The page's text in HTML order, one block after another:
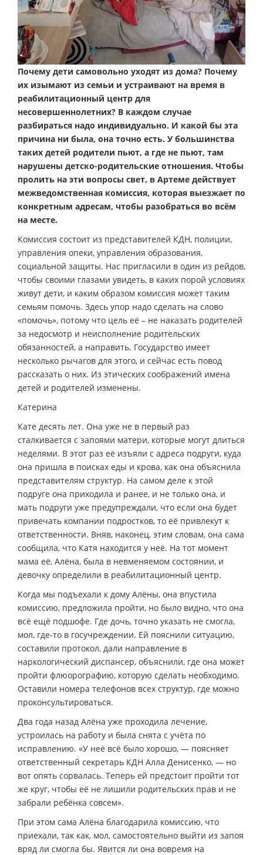
Почему дети самовольно уходят из дома? Почему
их изымают из семьи и устраивают на время в
реабилитационный центр для
несовершеннолетних? В каждом случае
разбираться надо индивидуально. И какой бы эта
причина ни была, она точно есть. У большинства
таких детей родители пьют, а где не пьют, там
нарушены детско-родительские отношения. Чтобы
пролить на эти вопросы свет, в Артеме действует
межведомственная комиссия, которая выезжает по
конкретным адресам, чтобы разобраться во всём
на месте.
Комиссия состоит из представителей КДН, полиции,
управления опеки, управления образования,
социальной защиты. Нас пригласили в один из рейдов,
чтобы своими глазами увидеть, в каких порой условиях
живут дети, и каким образом комиссия может таким
семьям помочь. Здесь упор надо сделать на слово
«помочь», потому что цель её – не наказать родителей
за недосмотр и неисполнение родительских
обязанностей, а направить. Государство имеет
несколько рычагов для этого, и сейчас есть повод
рассказать о них. Из этических соображений имена
детей и родителей изменены.
Катерина
Кате десять лет. Она уже не в первый раз
сталкивается с запоями матери, которые могут длиться
неделями. В этот раз её изъяли с адреса подруги, куда
она пришла в поисках еды и крова, как она объяснила
представителям структур. На самом деле к этой
подруге она приходила и ранее, и не только она, и
мать подруги уже предупреждали, что если она будет
привечать компании подростков, то её привлекут к
ответственности. Вняв, наконец, этим словам, она сама
сообщила, что Катя находится у неё. На тот момент
мама её, Алёна, была в невменяемом состоянии, и
девочку определили в реабилитационный центр.
Когда мы подъехали к дому Алёны, она впустила
комиссию, предложила пройти, но было видно, что она
всё ещё подшофе. Где дочь, точно указать не смогла,
мол, где-то в госучреждении. Ей пояснили ситуацию,
составили протокол, дали направление в
наркологический диспансер, объяснили, где она может
пройти флюорографию, которую сделать необходимо.
Оставили номера телефонов всех структур, где можно
проконсультироваться.
Два года назад Алёна уже проходила лечение,
устроилась на работу и была снята с учёта по
исправлению. «У неё всё было хорошо, — поясняет
ответственный секретарь КДН Алла Денисенко, — но
вот опять сорвалась. Теперь ей предстоит пройти тот
же круг, чтобы её не лишили родительских прав и не
забрали ребёнка совсем».
При этом сама Алёна благодарила комиссию, что
приехали, так как, мол, самостоятельно выйти из запоя
вряд ли смогла бы. Явится ли она вовремя на